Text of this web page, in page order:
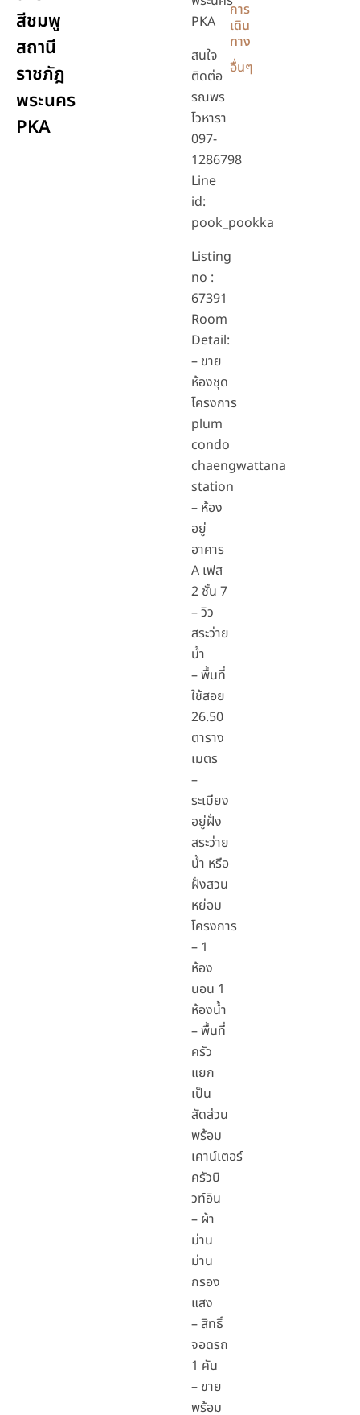
สีชมพู
สถานี
ราชภัฎ
พระนคร
PKA
PKA
สนใจ
ติดต่อ
รณพร
โวหารา
097-
1286798
Line
id:
pook_pookka
Listing
no :
67391
Room
Detail:
– ขาย
ห้องชุด
โครงการ
plum
condo
chaengwattana
station
– ห้อง
อยู่
อาคาร
A เฟส
2 ชั้น 7
– วิว
สระว่าย
น้ำ
– พื้นที่
ใช้สอย
26.50
ตาราง
เมตร
–
ระเบียง
อยู่ฝั่ง
สระว่าย
น้ำ หรือ
ฝั่งสวน
หย่อม
โครงการ
– 1
ห้อง
นอน 1
ห้องน้ำ
– พื้นที่
ครัว
แยก
เป็น
สัดส่วน
พร้อม
เคาน์เตอร์
ครัวบิ
วท์อิน
– ผ้า
ม่าน
ม่าน
กรอง
แสง
– สิทธิ์
จอดรถ
1 คัน
– ขาย
พร้อม
การ
เดิน
ทาง
อื่นๆ